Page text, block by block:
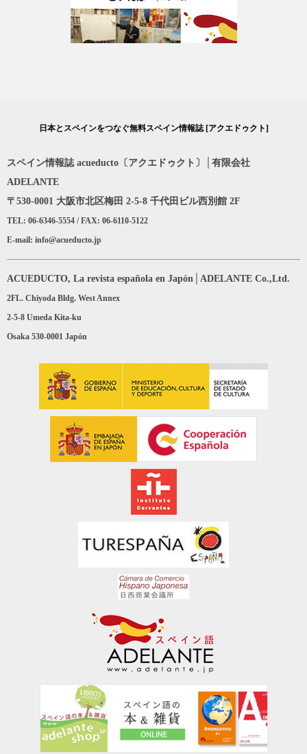
日本とスペインをつなぐ無料スペイン情報誌 [アクエドゥクト]
スペイン情報誌 acueducto〔アクエドゥクト〕│有限会社
ADELANTE
〒530-0001 大阪市北区梅田 2-5-8 千代田ビル西別館 2F
TEL: 06-6346-5554 / FAX: 06-6110-5122
E-mail: info@acueducto.jp
ACUEDUCTO, La revista española en Japón│ADELANTE Co.,Ltd.
2FL. Chiyoda Bldg. West Annex
2-5-8 Umeda Kita-ku
Osaka 530-0001 Japón